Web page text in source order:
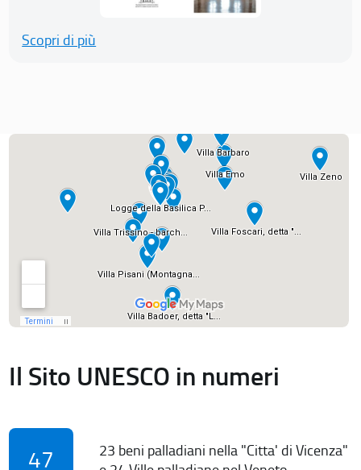
Scopri di più
Il Sito UNESCO in numeri
47
23 beni palladiani nella "Citta' di Vicenza"